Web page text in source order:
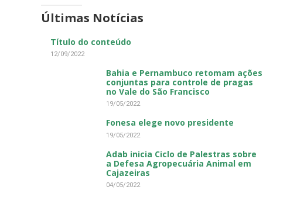
Últimas Notícias
Título do conteúdo
12/09/2022
Bahia e Pernambuco retomam ações
conjuntas para controle de pragas
no Vale do São Francisco
19/05/2022
Fonesa elege novo presidente
19/05/2022
Adab inicia Ciclo de Palestras sobre
a Defesa Agropecuária Animal em
Cajazeiras
04/05/2022